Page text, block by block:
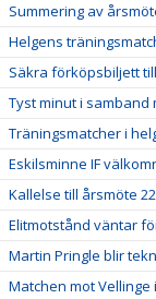
Summering av
Helgens
Säkra förköpsbiljett
Tyst minut i samband
Träningsmatcher i
Eskilsminne IF
Kallelse till årsmöte
Elitmotstånd väntar
Martin Pringle blir
Matchen mot Vellinge